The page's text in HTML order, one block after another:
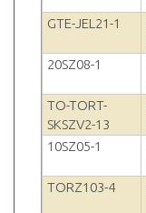
GTE-JEL21-1
20SZ08-1
TO-TORT-
SKSZV2-13
10SZ05-1
TORZ103-4